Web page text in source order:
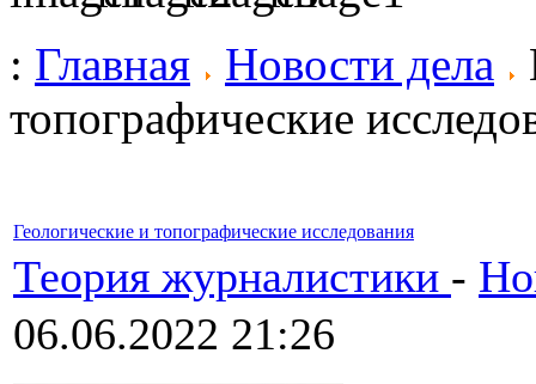
: Главная Новости дела
топографические
Геологические и топографические исследования
Теория журналистики -
06.06.2022 21:26